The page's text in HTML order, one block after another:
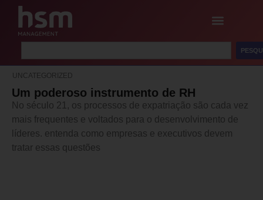
UNCATEGORIZED
Um poderoso instrumento de RH
No século 21, os processos de expatriação são cada vez
mais frequentes e voltados para o desenvolvimento de
líderes. entenda como empresas e executivos devem
tratar essas questões